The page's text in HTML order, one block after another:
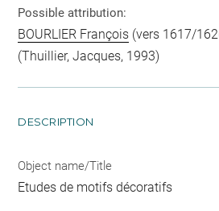
Possible attribution:
BOURLIER François (vers 1617/
(Thuillier, Jacques, 1993)
DESCRIPTION
Object name/Title
Etudes de motifs décoratifs